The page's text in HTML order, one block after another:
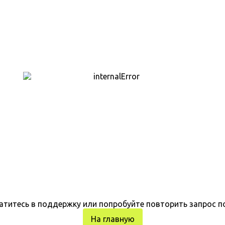
в поддержку или попробуйте повторить запрос
На главную